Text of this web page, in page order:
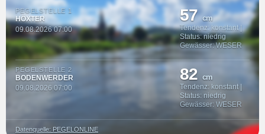
PEGELSTELLE 1
HÖXTER
09.08.2026 07:00
57cm
Tendenz: konstant |
Status: niedrig
Gewässer: WESER
PEGELSTELLE 2
BODENWERDER
09.08.2026 07:00
82cm
Tendenz: konstant |
Status: niedrig
Gewässer: WESER
Datenquelle: PEGELONLINE